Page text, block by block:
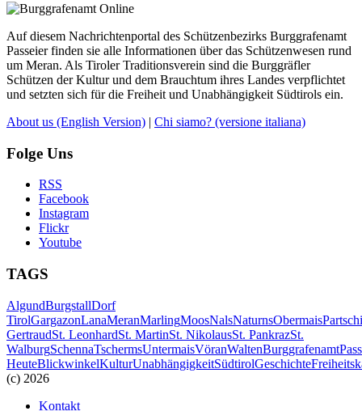
Auf diesem Nachrichtenportal des Schützenbezirks Burggrafenamt
Passeier finden sie alle Informationen über das Schützenwesen rund
um Meran. Als Tiroler Traditionsverein sind die Burggräfler
Schützen der Kultur und dem Brauchtum ihres Landes verpflichtet
und setzten sich für die Freiheit und Unabhängigkeit Südtirols ein.
About us (English Version) | Chi siamo? (versione italiana)
Folge Uns
RSS
Facebook
Instagram
Flickr
Youtube
TAGS
AlgundBurgstallDorf
TirolGargazonLanaMeranMarlingMoosNalsNaturnsObermais
GertraudSt. LeonhardSt. MartinSt. NikolausSt. PankrazSt.
WalburgSchennaTschermsUntermaisVöranWaltenBurggrafenamt
HeuteBlickwinkelKulturUnabhängigkeitSüdtirolGeschichte
(c) 2026
Kontakt